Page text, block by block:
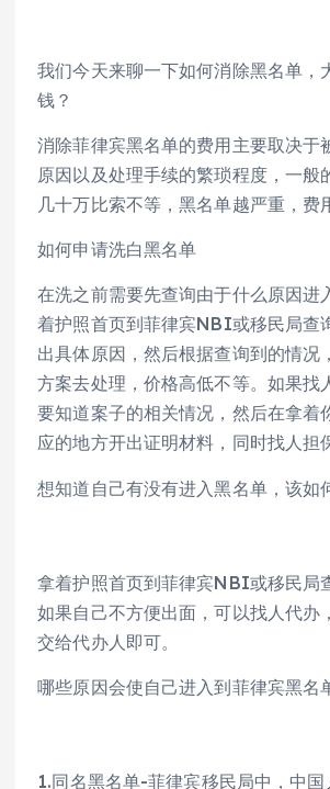
我们今天来聊一下如何消除黑名单，
钱？
消除菲律宾黑名单的费用主要取决于
原因以及处理手续的繁琐程度，一般
几十万比索不等，黑名单越严重，费
如何申请洗白黑名单
在洗之前需要先查询由于什么原因进
着护照首页到菲律宾NBI或移民局查
出具体原因，然后根据查询到的情况
方案去处理，价格高低不等。如果找
要知道案子的相关情况，然后在拿着
应的地方开出证明材料，同时找人担
想知道自己有没有进入黑名单，该如
拿着护照首页到菲律宾NBI或移民局
如果自己不方便出面，可以找人代办
交给代办人即可。
哪些原因会使自己进入到菲律宾黑名
1.同名黑名单-菲律宾移民局中，中国